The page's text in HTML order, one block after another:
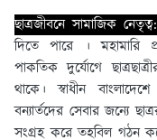
ছাত্রজীবনে সামাজিক
দিতে পারে । মহামারি
পাকতিক দুর্যোগে
থাকে। স্বাধীন
বন্যার্তদের সেবার জন্যে
সংগ্রহ করে তহবিল গঠন